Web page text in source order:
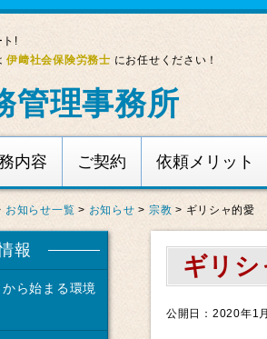
ト!
伊﨑社会保険労務士 にお任せください！
管理事務所
内容 ご契約 依頼メリット
お知らせ一覧 > お知らせ > 宗教 > ギリシャ的愛
ギリ
公開日：2020年1
報
から始まる環境